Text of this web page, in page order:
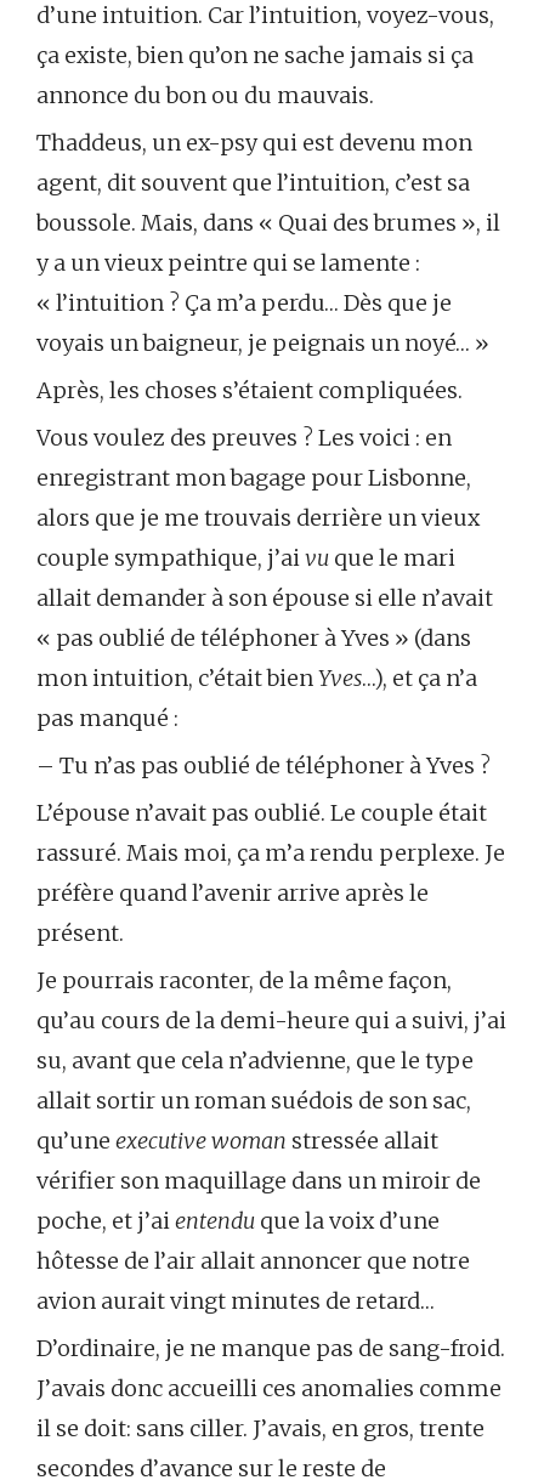
d’une intuition. Car l’intuition, voyez-vous,
ça existe, bien qu’on ne sache jamais si ça
annonce du bon ou du mauvais.
Thaddeus, un ex-psy qui est devenu mon
agent, dit souvent que l’intuition, c’est sa
boussole. Mais, dans « Quai des brumes », il
y a un vieux peintre qui se lamente :
« l’intuition ? Ça m’a perdu… Dès que je
voyais un baigneur, je peignais un noyé… »
Après, les choses s’étaient compliquées.
Vous voulez des preuves ? Les voici : en
enregistrant mon bagage pour Lisbonne,
alors que je me trouvais derrière un vieux
couple sympathique, j’aivu que le mari
allait demander à son épouse si elle n’avait
« pas oublié de téléphoner à Yves » (dans
mon intuition, c’était bienYves…), et ça n’a
pas manqué :
– Tu n’as pas oublié de téléphoner à Yves ?
L’épouse n’avait pas oublié. Le couple était
rassuré. Mais moi, ça m’a rendu perplexe. Je
préfère quand l’avenir arrive après le
présent.
Je pourrais raconter, de la même façon,
qu’au cours de la demi-heure qui a suivi, j’ai
su, avant que cela n’advienne, que le type
allait sortir un roman suédois de son sac,
qu’une executive woman stressée allait
vérifier son maquillage dans un miroir de
poche, et j’aientendu que la voix d’une
hôtesse de l’air allait annoncer que notre
avion aurait vingt minutes de retard…
D’ordinaire, je ne manque pas de sang-froid.
J’avais donc accueilli ces anomalies comme
il se doit: sans ciller. J’avais, en gros, trente
secondes d’avance sur le reste de